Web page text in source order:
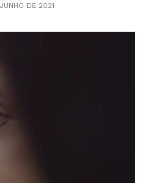
DE 2021